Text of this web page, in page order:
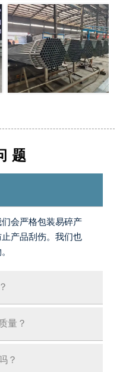
题
会严格包装易碎产
产品刮伤。我们也
样品，但客户需承
量？
，每件产品均按国
？